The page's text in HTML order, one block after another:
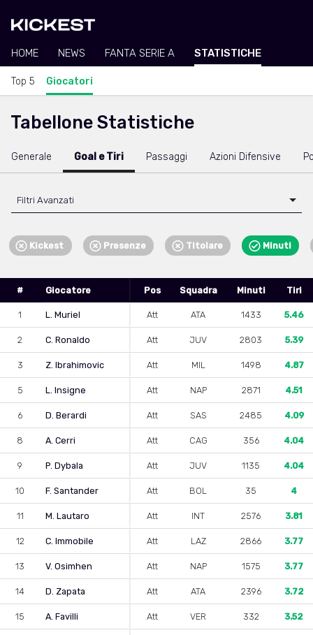
HOME NEWS FANTA SERIE A STATISTICHE
Top 5 Giocatori
Tabellone Statistiche
Generale Goal e Tiri Passaggi Azioni Difensive
Filtri Avanzati
Kickest Presenze Titolare Minuti
# Giocatore Pos Squadra Minuti Tiri
1 L. Muriel Att ATA 1433 5.46
2 C. Ronaldo Att JUV 2803 5.39
3 Z. Ibrahimovic Att MIL 1498 4.87
5 L. Insigne Att NAP 2871 4.51
6 D. Berardi Att SAS 2485 4.09
8 A. Cerri Att CAG 356 4.04
9 P. Dybala Att JUV 1135 4.04
10 F. Santander Att BOL 35 4
11 M. Lautaro Att INT 2576 3.81
12 C. Immobile Att LAZ 2866 3.77
13 V. Osimhen Att NAP 1575 3.77
14 D. Zapata Att ATA 2396 3.72
15 A. Favilli Att VER 332 3.52